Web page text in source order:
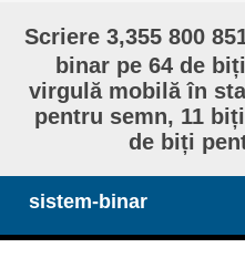
Scriere 3,355 800
binar pe 64 de
virgulă mobilă în
pentru semn, 11
de biți
sistem-binar